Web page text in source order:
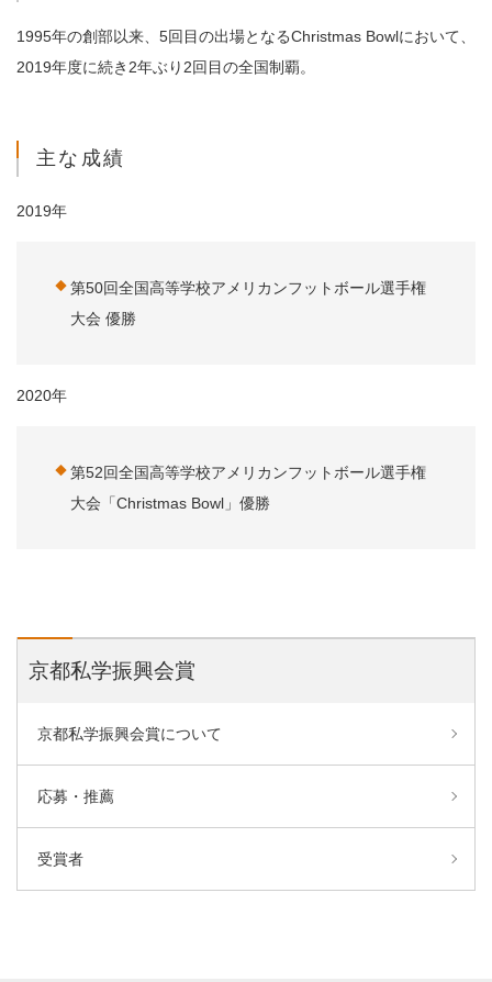
1995年の創部以来、5回目の出場となるChristmas Bowlにおいて、
2019年度に続き2年ぶり2回目の全国制覇。
主な成績
2019年
第50回全国高等学校アメリカンフットボール選手権
大会 優勝
2020年
第52回全国高等学校アメリカンフットボール選手権
大会「Christmas Bowl」優勝
京都私学振興会賞
京都私学振興会賞について
応募・推薦
受賞者